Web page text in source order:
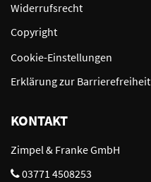
Widerrufsrecht
Copyright
Cookie-Einstellungen
Erklärung zur Barrierefreiheit
KONTAKT
Zimpel & Franke GmbH
03771 4508253